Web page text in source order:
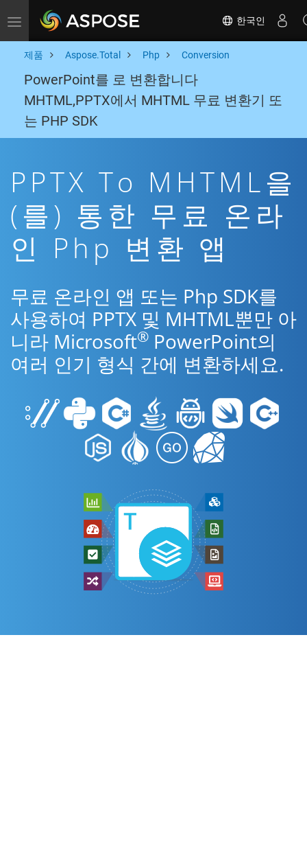
Toggle navigation 한국인
제품 Aspose.Total Php Conversion
PowerPoint를 로 변환합니다
MHTML,PPTX에서 MHTML 무료 변환기 또
는 PHP SDK
PPTX To MHTML을
(를) 통한 무료 온라
인 Php 변환 앱
무료 온라인 앱 또는 Php SDK를
사용하여 PPTX 및 MHTML뿐만 아
니라 Microsoft® PowerPoint의
여러 인기 형식 간에 변환하세요.